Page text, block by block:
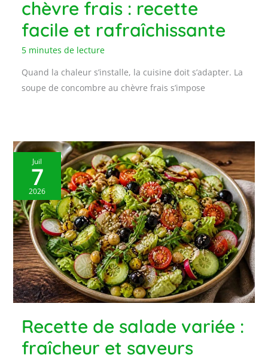
chèvre frais : recette
facile et rafraîchissante
5 minutes de lecture
Quand la chaleur s’installe, la cuisine doit s’adapter. La
soupe de concombre au chèvre frais s’impose
Juil
7
2026
Recette de salade variée :
fraîcheur et saveurs